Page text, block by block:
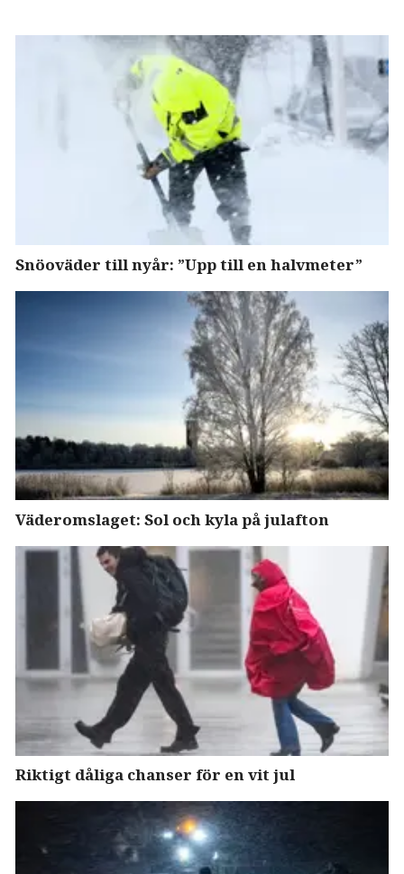
Snöoväder till nyår: ”Upp till en halvmeter”
Väderomslaget: Sol och kyla på julafton
Riktigt dåliga chanser för en vit jul